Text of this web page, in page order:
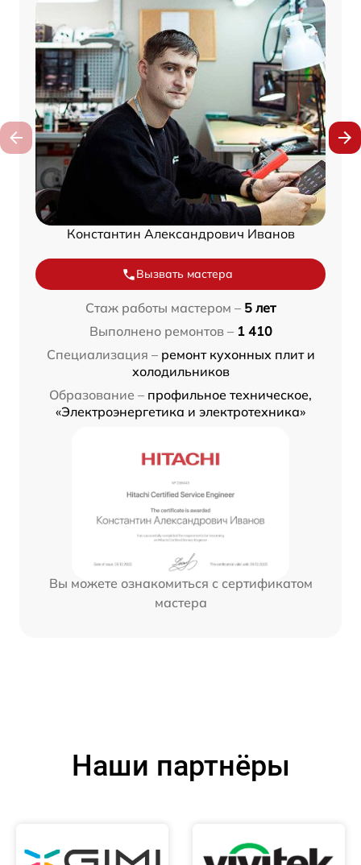
Константин Александрович Иванов
Вызвать мастера
Стаж работы мастером – 5 лет
Выполнено ремонтов – 1 410
Специализация – ремонт кухонных плит и
холодильников
Образование – профильное техническое,
«Электроэнергетика и электротехника»
Вы можете ознакомиться с сертификатом
мастера
Наши партнёры